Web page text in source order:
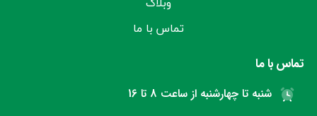
تماس با ما
تماس با ما
شنبه تا چهارشنبه از ساعت 8 تا 16